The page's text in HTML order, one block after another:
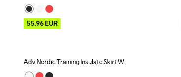
55.96EUR
Outlet
Adv Nordic Training Insulate Skirt W